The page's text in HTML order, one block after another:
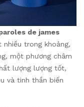
de james
trong khoảng,
một phương châm
lượng lượng tốt,
và tinh thần biến